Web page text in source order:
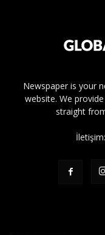
Newspaper is your
website. We
straight
İletişim: